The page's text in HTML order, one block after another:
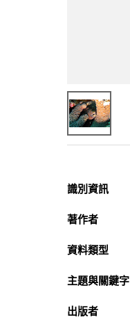
識別資訊
著作者
資料類型
主題與關鍵字
出版者